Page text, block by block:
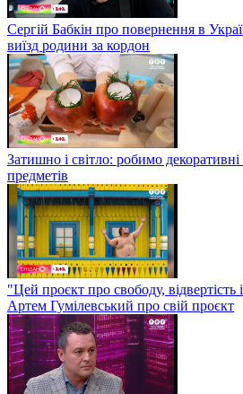
Сергій Бабкін про повернення в
виїзд родини за кордон
Затишно і світло: робимо
предметів
"Цей проєкт про свободу, відвертість
Артем Гумілевський про свій проєкт